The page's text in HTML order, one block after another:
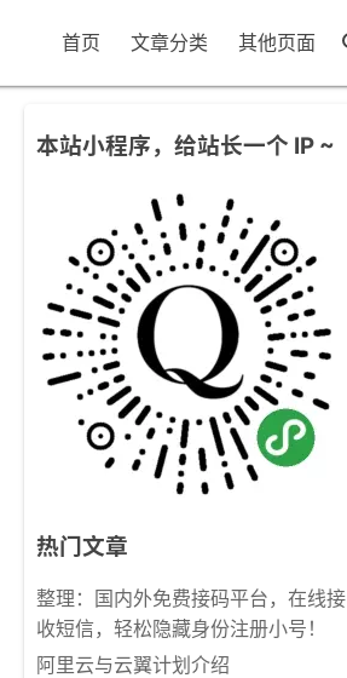
首页 文章分类 其他页面
本站小程序，给站长一个 IP ~
热门文章
整理：国内外免费接码平台，在线接
收短信，轻松隐藏身份注册小号！
阿里云与云翼计划介绍